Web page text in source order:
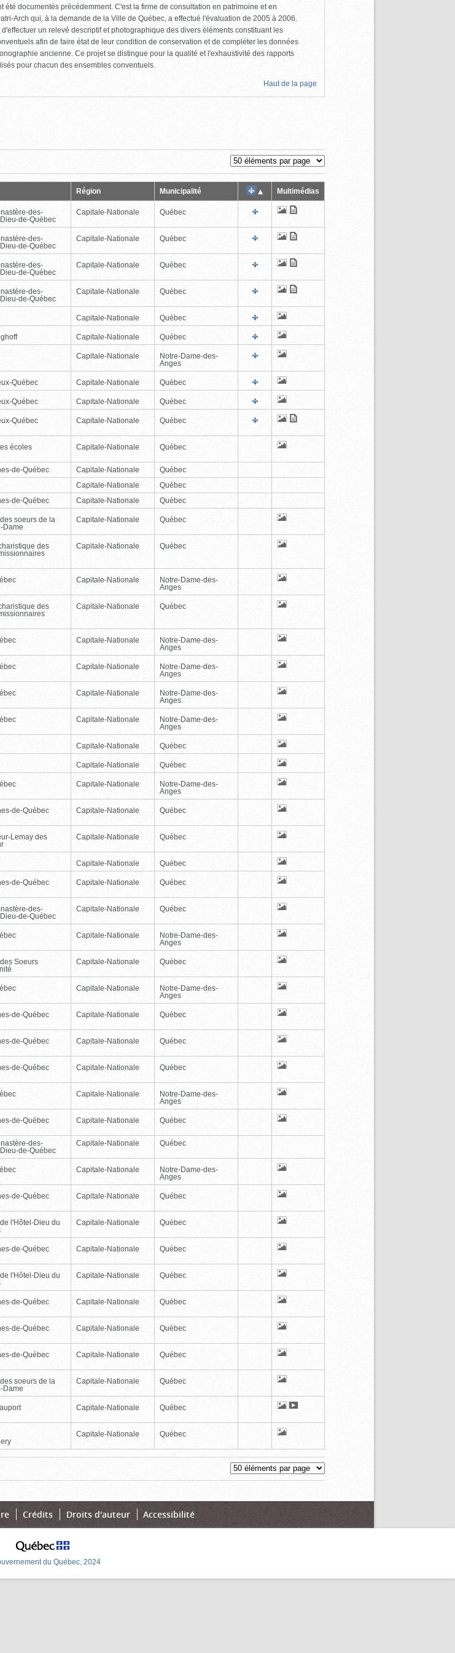
été documentés précédemment. C'est la firme de consultation en patrimoine et en
Arch qui, à la demande de la Ville de Québec, a effectué l'évaluation de 2005 à 2006.
d'effectuer un relevé descriptif et photographique des divers éléments constituant les
afin de faire état de leur condition de conservation et de compléter les données
ancienne. Ce projet se distingue pour la qualité et l'exhaustivité des rapports
pour chacun des ensembles conventuels.
Haut de la page
Région Municipalité Multimédias
des-
de-Québec
Capitale-Nationale Québec
des-
de-Québec
Capitale-Nationale Québec
des-
de-Québec
Capitale-Nationale Québec
des-
de-Québec
Capitale-Nationale Québec
Capitale-Nationale Québec
Capitale-Nationale Québec
Capitale-Nationale
Notre-Dame-des-
Anges
Québec Capitale-Nationale Québec
Québec Capitale-Nationale Québec
Québec Capitale-Nationale Québec
écoles
Capitale-Nationale Québec
de-Québec Capitale-Nationale
Québec
Capitale-Nationale
Québec
de-Québec Capitale-Nationale Québec
soeurs de la
Dame
Capitale-Nationale Québec
des
Capitale-Nationale Québec
Capitale-Nationale
Notre-Dame-des-
Anges
des
Capitale-Nationale Québec
Capitale-Nationale
Notre-Dame-des-
Anges
Capitale-Nationale
Notre-Dame-des-
Anges
Capitale-Nationale
Notre-Dame-des-
Anges
Capitale-Nationale
Notre-Dame-des-
Anges
Capitale-Nationale Québec
Capitale-Nationale Québec
Capitale-Nationale
Notre-Dame-des-
Anges
de-Québec Capitale-Nationale Québec
Lemay des
Capitale-Nationale Québec
Capitale-Nationale Québec
de-Québec Capitale-Nationale Québec
des-
de-Québec
Capitale-Nationale Québec
Capitale-Nationale
Notre-Dame-des-
Anges
Soeurs
Capitale-Nationale Québec
Capitale-Nationale
Notre-Dame-des-
Anges
de-Québec Capitale-Nationale Québec
de-Québec Capitale-Nationale Québec
de-Québec Capitale-Nationale Québec
Capitale-Nationale
Notre-Dame-des-
Anges
de-Québec Capitale-Nationale Québec
des-
de-Québec
Capitale-Nationale Québec
Capitale-Nationale
Notre-Dame-des-
Anges
de-Québec Capitale-Nationale Québec
l'Hôtel-Dieu du
Capitale-Nationale Québec
de-Québec Capitale-Nationale Québec
l'Hôtel-Dieu du
Capitale-Nationale Québec
de-Québec Capitale-Nationale Québec
de-Québec Capitale-Nationale Québec
de-Québec Capitale-Nationale Québec
soeurs de la
Dame
Capitale-Nationale Québec
Capitale-Nationale Québec
Capitale-Nationale Québec
Crédits Droits d'auteur Accessibilité
du Québec, 2024